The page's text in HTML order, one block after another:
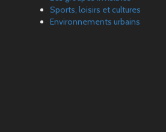
Sports, loisirs et cultures
Environnements urbains